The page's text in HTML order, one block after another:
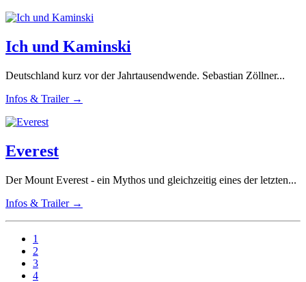
Ich und Kaminski
Deutschland kurz vor der Jahrtausendwende. Sebastian Zöllner...
Infos & Trailer →
Everest
Der Mount Everest - ein Mythos und gleichzeitig eines der letzten...
Infos & Trailer →
1
2
3
4